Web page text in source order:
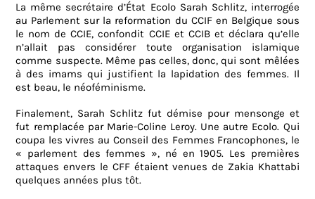
La même secrétaire d’État Ecolo Sarah Schlitz, interrogée
au Parlement sur la reformation du CCIF en Belgique sous
le nom de CCIE, confondit CCIE et CCIB et déclara qu’elle
n’allait pas considérer toute organisation islamique
comme suspecte. Même pas celles, donc, qui sont mêlées
à des imams qui justifient la lapidation des femmes. Il
est beau, le néoféminisme.
Finalement, Sarah Schlitz fut démise pour mensonge et
fut remplacée par Marie-Coline Leroy. Une autre Ecolo. Qui
coupa les vivres au Conseil des Femmes Francophones, le
« parlement des femmes », né en 1905. Les premières
attaques envers le CFF étaient venues de Zakia Khattabi
quelques années plus tôt.